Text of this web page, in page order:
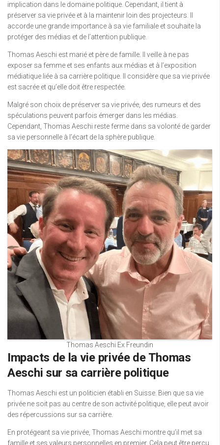
implication dans le domaine politique. Cependant, il tient à
préserver sa vie privée et à la maintenir loin des projecteurs. Il
accorde une grande importance à sa vie familiale et souhaite la
protéger des médias et de l’attention publique.
Thomas Aeschi est marié et père de famille. Il veille à ne pas
exposer sa femme et ses enfants aux médias et à l’exposition
médiatique liée à sa carrière politique. Il considère que sa vie privée
est sacrée et qu’elle doit être respectée.
Malgré son choix de préserver sa vie privée, des rumeurs et des
spéculations peuvent parfois émerger dans les médias.
Cependant, Thomas Aeschi reste ferme dans sa volonté de garder
sa vie personnelle à l’écart de la sphère publique.
Thomas Aeschi Ex Freundin
Impacts de la vie privée de Thomas
Aeschi sur sa carrière politique
Thomas Aeschi est un politicien établi en Suisse. Bien que sa vie
privée ne soit pas au centre de son activité politique, elle peut avoir
des répercussions sur sa carrière.
En protégeant sa vie privée, Thomas Aeschi montre qu’il met sa
famille et ses valeurs personnelles en premier. Cela peut être perçu